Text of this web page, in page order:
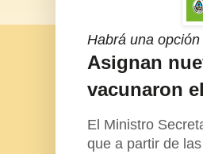
Habrá una
Asignan
vacunaron
El Ministro
que a partir de